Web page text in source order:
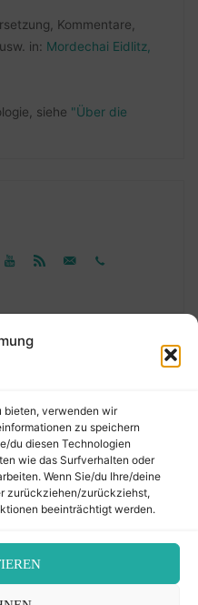
bieten, verwenden wir
zu speichern
du diesen Technologien
wie das Surfverhalten oder
Wenn Sie/du Ihre/deine
zurückziehen/zurückziehst,
beeinträchtigt werden.
Kommentare,
in: Mordechai Eidlitz,
siehe "Über die